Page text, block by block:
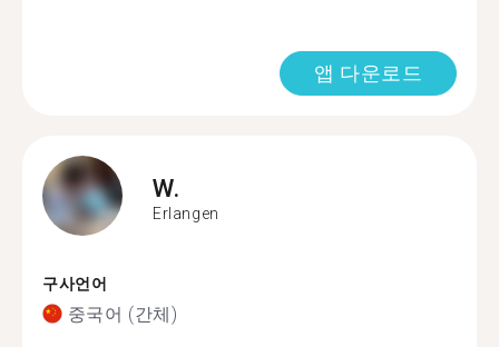
앱 다운로드
W.
Erlangen
구사언어
중국어 (간체)